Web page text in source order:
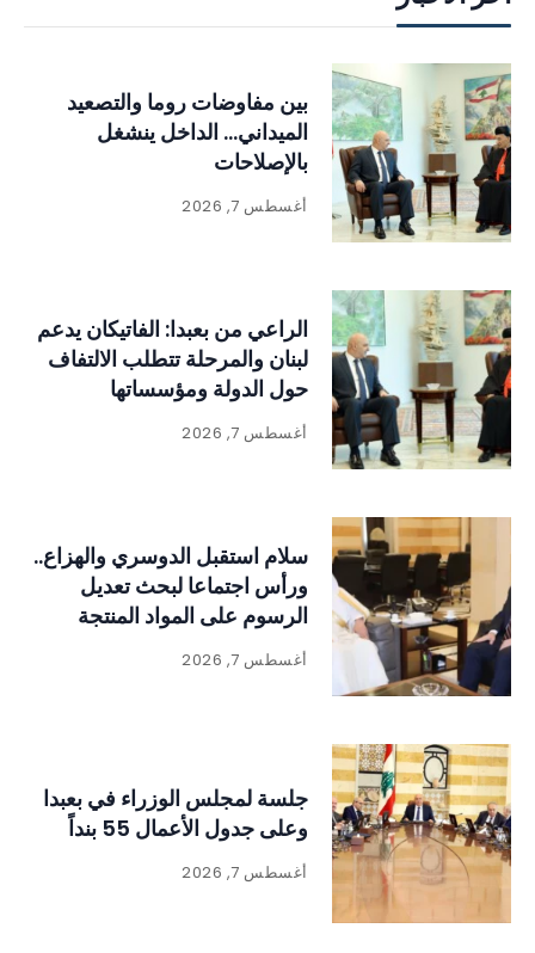
بين مفاوضات روما والتصعيد
الميداني… الداخل ينشغل
بالإصلاحات
أغسطس 7, 2026
الراعي من بعبدا: الفاتيكان يدعم
لبنان والمرحلة تتطلب الالتفاف
حول الدولة ومؤسساتها
أغسطس 7, 2026
سلام استقبل الدوسري والهزاع..
ورأس اجتماعا لبحث تعديل
الرسوم على المواد المنتجة
للنفايات
أغسطس 7, 2026
جلسة لمجلس الوزراء في بعبدا
وعلى جدول الأعمال 55 بنداً
أغسطس 7, 2026